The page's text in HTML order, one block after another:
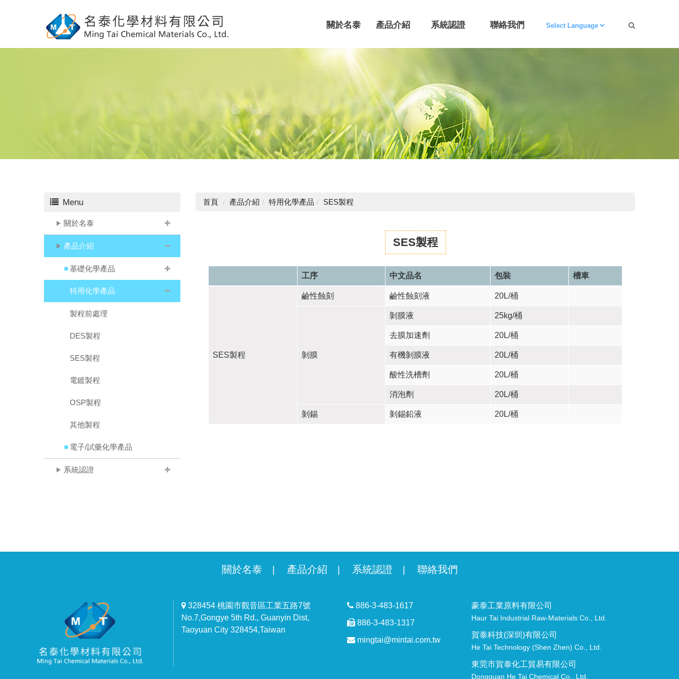
關於名泰
About us
產品介紹 系統認證 聯絡我們
Menu
關於名泰
產品介紹
基礎化學產品
特用化學產品
製程前處理
DES製程
SES製程
電鍍製程
OSP製程
其他製程
電子/試藥化學產品
系統認證
首頁 產品介紹 特用化學產品 SES製程
SES製程
工序 中文品名 包裝 槽車
SES製程
鹼性蝕刻 鹼性蝕刻液 20L/桶
剝膜
剝膜液 25kg/桶
去膜加速劑 20L/桶
有機剝膜液 20L/桶
酸性洗槽劑 20L/桶
消泡劑 20L/桶
剝錫 剝錫鉛液 20L/桶
關於名泰 產品介紹 系統認證 聯絡我們
328454 桃園市觀音區工業五路7號
No.7,Gongye 5th Rd., Guanyin Dist,
Taoyuan City 328454,Taiwan
886-3-483-1617
886-3-483-1317
mingtai@mintai.com.tw
豪泰工業原料有限公司
Haur Tai Industrial Raw-Materials Co., Ltd.
賀泰科技(深圳)有限公司
He Tai Technology (Shen Zhen) Co., Ltd.
東莞市賀泰化工貿易有限公司
Dongguan He Tai Chemical Co., Ltd.